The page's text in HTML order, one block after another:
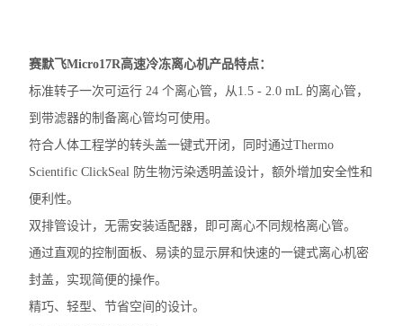
混匀仪热盖
赛默飞mySPIN-6Mini离心机
赛默飞ST8R冷冻离心机
赛默飞Pico21微量离心机
赛默飞Pico17微量离心机
艾本德5810R冷冻离心机
艾本德ThermoMixer C混匀仪
赛默飞Micro17R高速冷冻离心机产品特点：
标准转子一次可运行 24 个离心管，从1.5 - 2.0 mL 的离心管，
到带滤器的制备离心管均可使用。
符合人体工程学的转头盖一键式开闭，同时通过Thermo
Scientific ClickSeal 防生物污染透明盖设计，额外增加安全性和
便利性。
双排管设计，无需安装适配器，即可离心不同规格离心管。
通过直观的控制面板、易读的显示屏和快速的一键式离心机密
封盖，实现简便的操作。
精巧、轻型、节省空间的设计。